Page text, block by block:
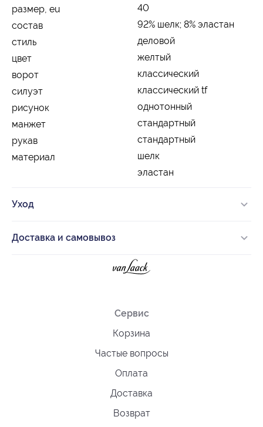
размер, eu
40
состав
92% шелк; 8% эластан
стиль
деловой
цвет
желтый
ворот
классический
силуэт
классический tf
рисунок
однотонный
манжет
стандартный
рукав
стандартный
материал
шелк
эластан
Уход
Доставка и самовывоз
Сервис
Корзина
Частые вопросы
Оплата
Доставка
Возврат